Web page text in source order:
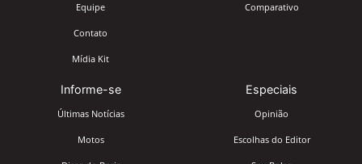
Equipe
Contato
Mídia Kit
Comparativo
Informe-se
Últimas Notícias
Motos
Especiais
Opinião
Escolhas do Editor